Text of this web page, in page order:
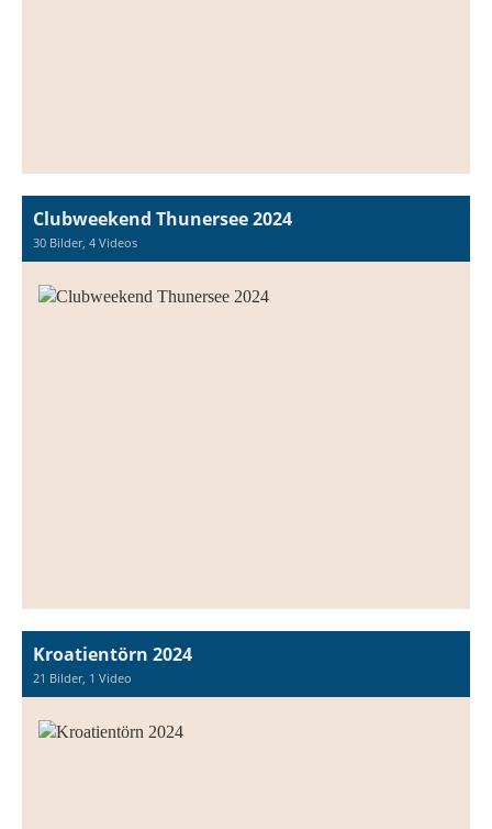
Clubweekend Thunersee 2024
30 Bilder, 4 Videos
Kroatientörn 2024
21 Bilder, 1 Video